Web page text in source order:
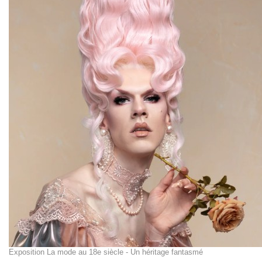
Exposition La mode au 18e siècle - Un héritage fantasmé